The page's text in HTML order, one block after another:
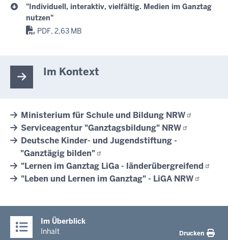
"Individuell, interaktiv, vielfältig. Medien im Ganztag
nutzen"
PDF, 2,63 MB
Im Kontext
Ministerium für Schule und Bildung NRW
Serviceagentur "Ganztagsbildung" NRW
Deutsche Kinder- und Jugendstiftung -
"Ganztägig bilden"
"Lernen im Ganztag LiGa - länderübergreifend
"Leben und Lernen im Ganztag" - LiGA NRW
Im Überblick
Inhalt
Drucken